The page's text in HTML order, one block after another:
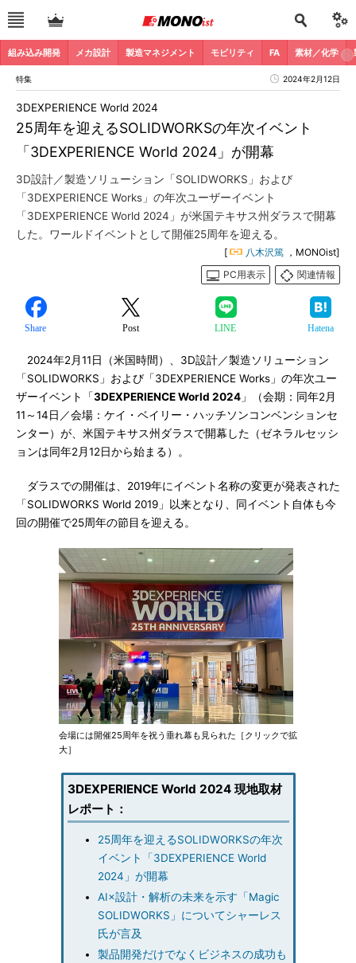
組み込み開発 メカ設計 製造マネジメント モビリティ FA 素材／化学
特集 2024年2月12日
25周年を迎えるSOLIDWORKSの年次イベント
「3DEXPERIENCE World 2024」が開幕
3DEXPERIENCE World 2024
3D設計／製造ソリューション「SOLIDWORKS」および
「3DEXPERIENCE Works」の年次ユーザーイベント
「3DEXPERIENCE World 2024」が米国テキサス州ダラスで開幕
した。ワールドイベントとして開催25周年を迎える。
[ 八木沢篤 ，MONOist]
PC用表示
関連情報
Share Post LINE Hatena
2024年2月11日（米国時間）、3D設計／製造ソリューション
「SOLIDWORKS」および「3DEXPERIENCE Works」の年次ユー
ザーイベント「3DEXPERIENCE World 2024 」（会期：同年2月
11～14日／会場：ケイ・ベイリー・ハッチソンコンベンションセ
ンター）が、米国テキサス州ダラスで開幕した（ゼネラルセッシ
ョンは同年2月12日から始まる）。
ダラスでの開催は、2019年にイベント名称の変更が発表された
「SOLIDWORKS World 2019」以来となり、同イベント自体も今
回の開催で25周年の節目を迎える。
会場には開催25周年を祝う垂れ幕も見られた［クリックで拡
大］
3DEXPERIENCE World 2024 現地取材
レポート：
25周年を迎えるSOLIDWORKSの年次
イベント「3DEXPERIENCE World
2024」が開幕
AI×設計・解析の未来を示す「Magic
SOLIDWORKS」についてシャーレス
氏が言及
製品開発だけでなくビジネスの成功も